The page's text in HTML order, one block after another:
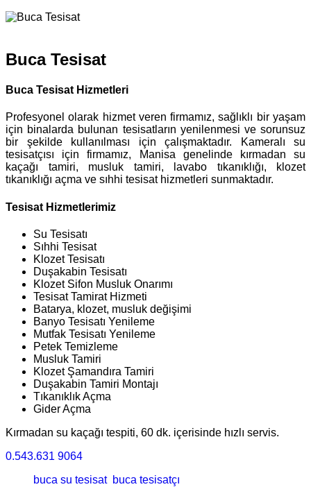
Buca Tesisat
Buca Tesisat Hizmetleri
Profesyonel olarak hizmet veren firmamız, sağlıklı bir yaşam
için binalarda bulunan tesisatların yenilenmesi ve sorunsuz
bir şekilde kullanılması için çalışmaktadır. Kameralı su
tesisatçısı için firmamız, Manisa genelinde kırmadan su
kaçağı tamiri, musluk tamiri, lavabo tıkanıklığı, klozet
tıkanıklığı açma ve sıhhi tesisat hizmetleri sunmaktadır.
Tesisat Hizmetlerimiz
Su Tesisatı
Sıhhi Tesisat
Klozet Tesisatı
Duşakabin Tesisatı
Klozet Sifon Musluk Onarımı
Tesisat Tamirat Hizmeti
Batarya, klozet, musluk değişimi
Banyo Tesisatı Yenileme
Mutfak Tesisatı Yenileme
Petek Temizleme
Musluk Tamiri
Klozet Şamandıra Tamiri
Duşakabin Tamiri Montajı
Tıkanıklık Açma
Gider Açma
Kırmadan su kaçağı tespiti, 60 dk. içerisinde hızlı servis.
0.543.631 9064
buca su tesisat buca tesisatçı